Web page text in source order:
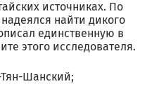
источниках. По
найти дикого
единственную в
этого исследователя.
Шанский;